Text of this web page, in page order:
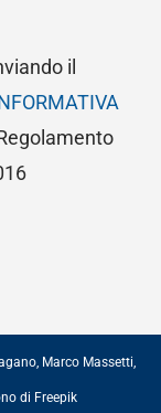
il
, Marco Massetti,
di Freepik